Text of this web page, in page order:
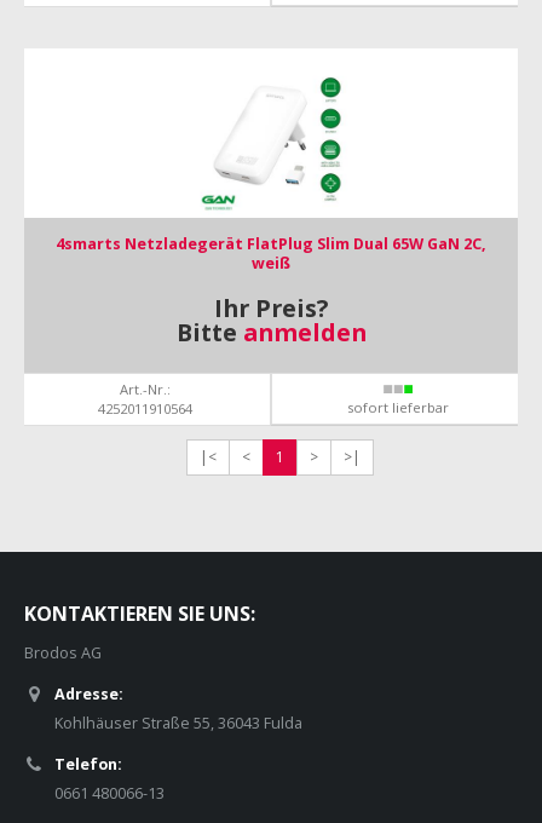
4smarts Netzladegerät FlatPlug Slim Dual 65W GaN 2C,
weiß
Ihr Preis?
Bitte anmelden
Art.-Nr.:
4252011910564
sofort lieferbar
|< < 1 > >|
KONTAKTIEREN SIE UNS:
Brodos AG
Adresse:
Kohlhäuser Straße 55, 36043 Fulda
Telefon:
0661 480066-13